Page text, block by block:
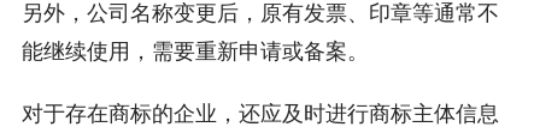
另外，公司名称变更后，原有发票、印章等通常不
能继续使用，需要重新申请或备案。
对于存在商标的企业，还应及时进行商标主体信息